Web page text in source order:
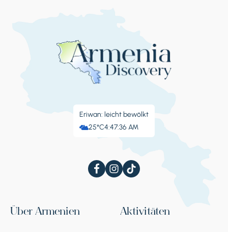
Eriwan: leicht bewölkt
25°C4:47:37 AM
Über Armenien Aktivitäten